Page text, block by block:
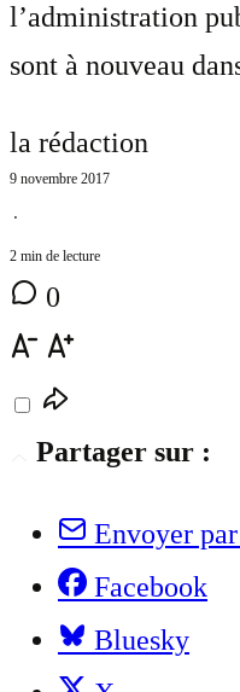
l’administration
sont à nouveau
la rédaction
9 novembre 2017
⋅
2 min de lecture
0
Partager sur :
Envoyer
Facebook
Bluesky